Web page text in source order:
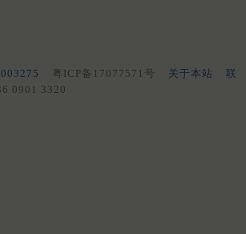
粤ICP备17077571号 关于本站
联
0901 3320